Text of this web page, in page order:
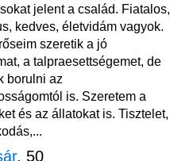
jelent a család. Fiatalos,
kedves, életvidám vagyok.
szeretik a jó
a talpraesettségemet, de
borulni az
is. Szeretem a
és az állatokat is. Tisztelet,
, 50